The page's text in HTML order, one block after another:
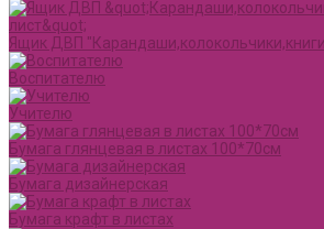
Ящик ДВП
Воспитателю
Учителю
Бумага глянцевая в листах 100*70см
Бумага дизайнерская
Бумага крафт в листах